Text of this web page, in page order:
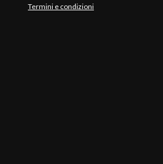
Termini e condizioni